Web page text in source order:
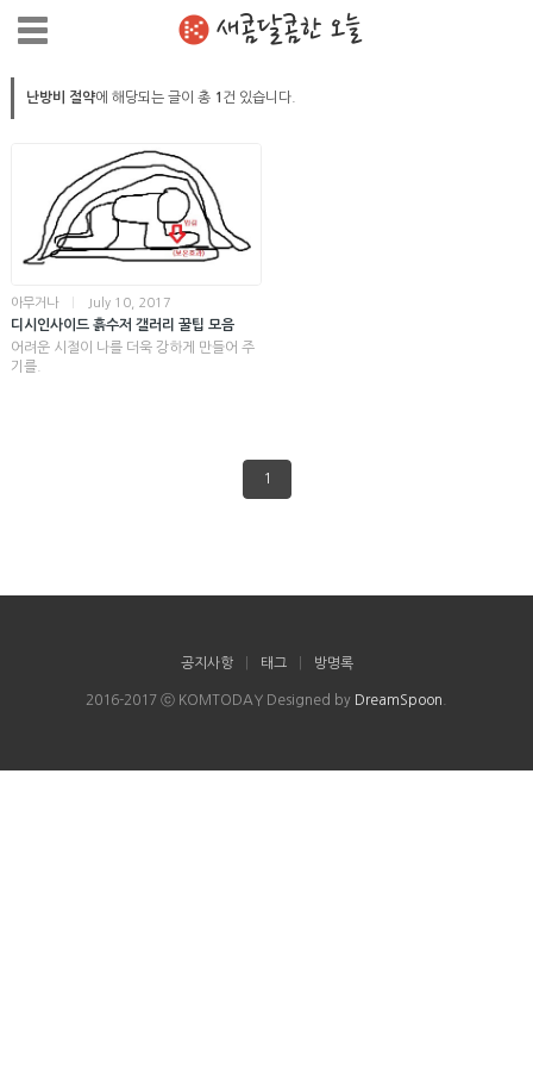
새콤달콤한 오늘
난방비 절약에 해당되는 글이 총 1 건 있습니다.
아무거나 July 10, 2017
디시인사이드 흙수저 갤러리 꿀팁 모음
어려운 시절이 나를 더욱 강하게 만들어 주
기를.
1
공지사항 태그 방명록
2016-2017 ⓒ KOMTODAY Designed by DreamSpoon